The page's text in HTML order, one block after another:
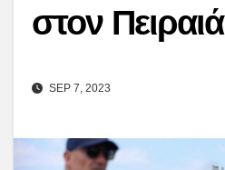
στον Πειραιά
SEP 7, 2023